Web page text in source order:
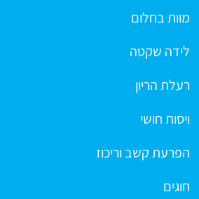
מוות בחלום
לידה שקטה
רעלת הריון
ויסות חושי
הפרעת קשב וריכוז
חוגים